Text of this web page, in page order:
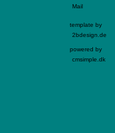
Mail
template by
2bdesign.de
powered by
cmsimple.dk